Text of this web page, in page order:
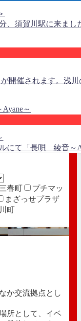
、須賀川駅に来ま
開催されます。浅
にて「長唄 綾音～
三春町
プチマッ
まざっせプラザ
町
か交流拠点とし
所として、イベ